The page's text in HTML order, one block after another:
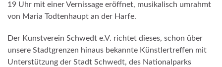
19 Uhr mit einer Vernissage eröffnet, musikalisch umrahmt
von Maria Todtenhaupt an der Harfe.
Der Kunstverein Schwedt e.V. richtet dieses, schon über
unsere Stadtgrenzen hinaus bekannte Künstlertreffen mit
Unterstützung der Stadt Schwedt, des Nationalparks